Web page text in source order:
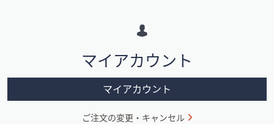
ン
マイアカウント
マイアカウント
ご注文の変更・キャンセル